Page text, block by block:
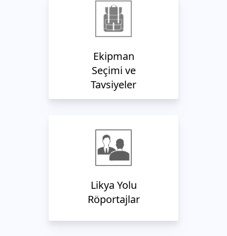
Ekipman
Seçimi ve
Tavsiyeler
Likya Yolu
Röportajlar